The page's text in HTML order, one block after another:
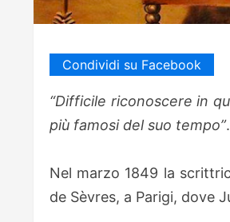
Condividi su Facebook
“Difficile riconoscere in
più famosi del suo tempo”.
Nel marzo 1849 la
de Sèvres, a Parigi, dove